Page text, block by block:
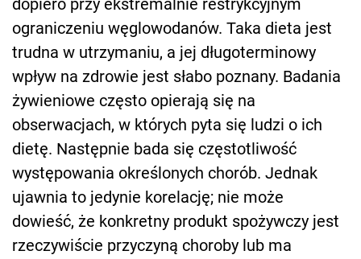
dopiero przy ekstremalnie restrykcyjnym
ograniczeniu węglowodanów. Taka dieta jest
trudna w utrzymaniu, a jej długoterminowy
wpływ na zdrowie jest słabo poznany. Badania
żywieniowe często opierają się na
obserwacjach, w których pyta się ludzi o ich
dietę. Następnie bada się częstotliwość
występowania określonych chorób. Jednak
ujawnia to jedynie korelację; nie może
dowieść, że konkretny produkt spożywczy jest
rzeczywiście przyczyną choroby lub ma